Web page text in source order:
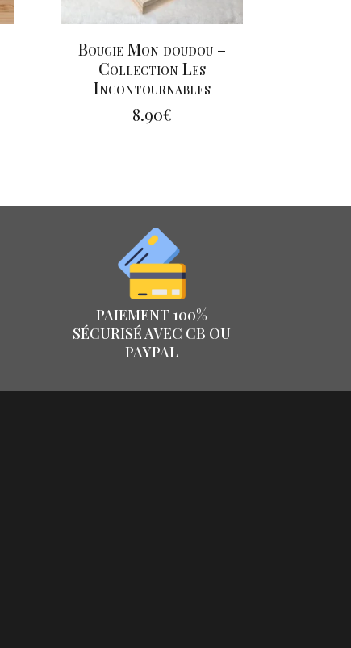
Bougie Mon doudou –
Collection Les
Incontournables
8.90€
PAIEMENT 100%
SÉCURISÉ AVEC CB OU
PAYPAL